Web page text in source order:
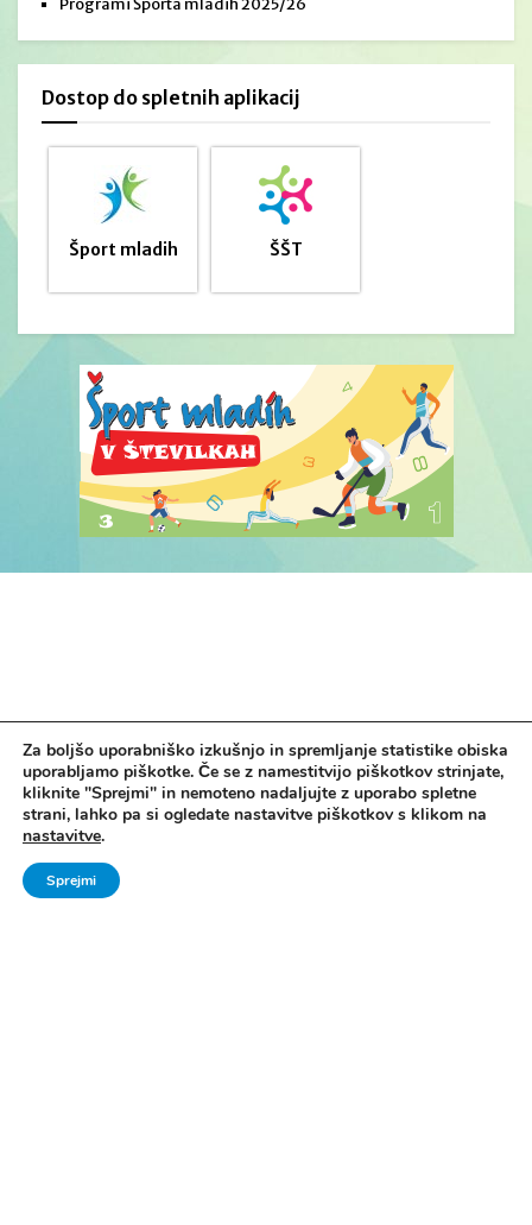
Programi Športa mladih 2025/26
Dostop do spletnih aplikacij
Šport mladih ŠŠT
Vse pravice pridržane. © 2006 - 2024 Ministrstvo za šolstvo in šport -
Za boljšo uporabniško izkušnjo in spremljanje statistike obiska
uporabljamo piškotke. Če se z namestitvijo piškotkov strinjate,
kliknite "Sprejmi" in nemoteno nadaljujte z uporabo spletne
strani, lahko pa si ogledate nastavitve piškotkov s klikom na
nastavitve.
Sprejmi